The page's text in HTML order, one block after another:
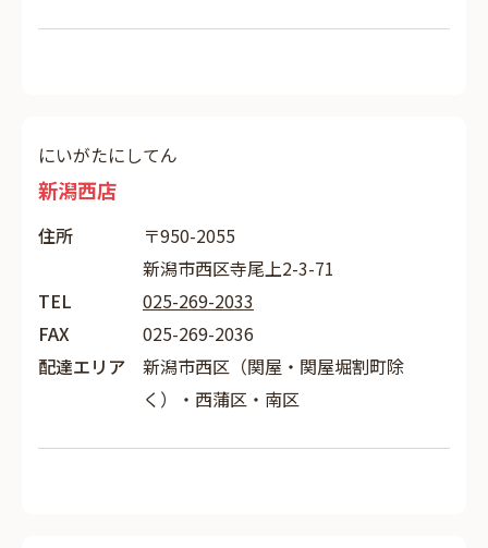
にいがたにしてん
新潟西店
住所
〒950-2055
新潟市西区寺尾上2-3-71
TEL
025-269-2033
FAX
025-269-2036
配達エリア
新潟市西区（関屋・関屋堀割町除
く）・西蒲区・南区